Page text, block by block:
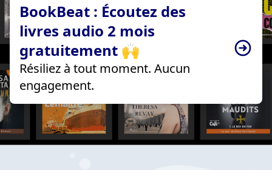
BookBeat : Écoutez des
livres audio 2 mois
gratuitement 🙌
Résiliez à tout moment. Aucun
engagement.